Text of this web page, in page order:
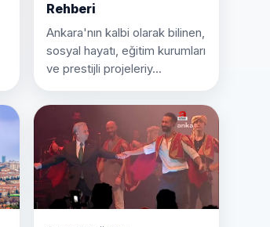
Rehberi
Ankara'nın kalbi olarak bilinen,
sosyal hayatı, eğitim kurumları
ve prestijli projeleriy...